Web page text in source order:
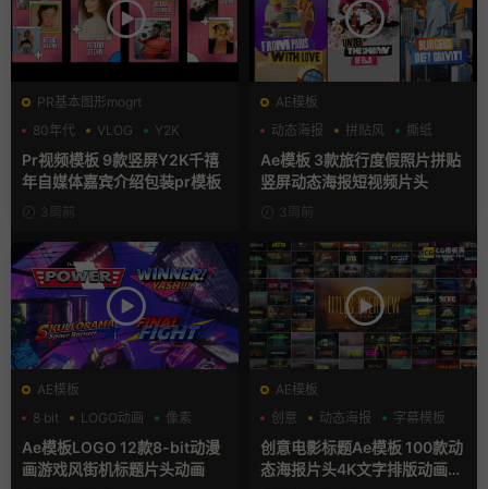
PR基本图形mogrt
80年代
VLOG Y2K
Pr视频模板 9款竖屏Y2K千禧
年自媒体嘉宾介绍包装pr模板
3周前
AE模板
动态海报
拼贴风 撕纸
Ae模板 3款旅行度假照片拼贴
竖屏动态海报短视频片头
3周前
AE模板
8 bit
LOGO动画 像素
Ae模板LOGO 12款8-bit动漫
画游戏风街机标题片头动画
AE模板
创意
动态海报 字幕模板
创意电影标题Ae模板 100款动
态海报片头4K文字排版动画A